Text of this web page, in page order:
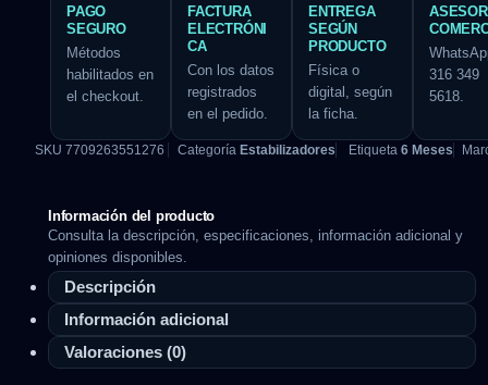
PAGO
SEGURO
Métodos
habilitados en
el checkout.
FACTURA
ELECTRÓNI
CA
Con los datos
registrados
en el pedido.
ENTREGA
SEGÚN
PRODUCTO
Física o
digital, según
la ficha.
316 349
5618.
SKU 7709263551276 Categoría Estabilizadores Etiqueta 6 Meses
Información del producto
Consulta la descripción, especificaciones, información adicional y
opiniones disponibles.
Descripción
Información adicional
Valoraciones (0)